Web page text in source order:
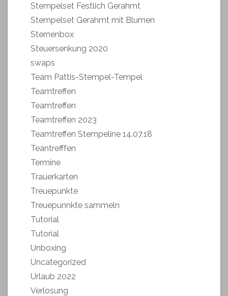
Stempelset Festlich Gerahmt
Stempelset Gerahmt mit Blumen
Sternenbox
Steuersenkung 2020
swaps
Team Pattis-Stempel-Tempel
Teamtreffen
Teamtreffen
Teamtreffen 2023
Teamtreffen Stempeline 14.07.18
Teantrefffen
Termine
Trauerkarten
Treuepunkte
Treuepunnkte sammeln
Tutorial
Tutorial
Unboxing
Uncategorized
Urlaub 2022
Verlosung